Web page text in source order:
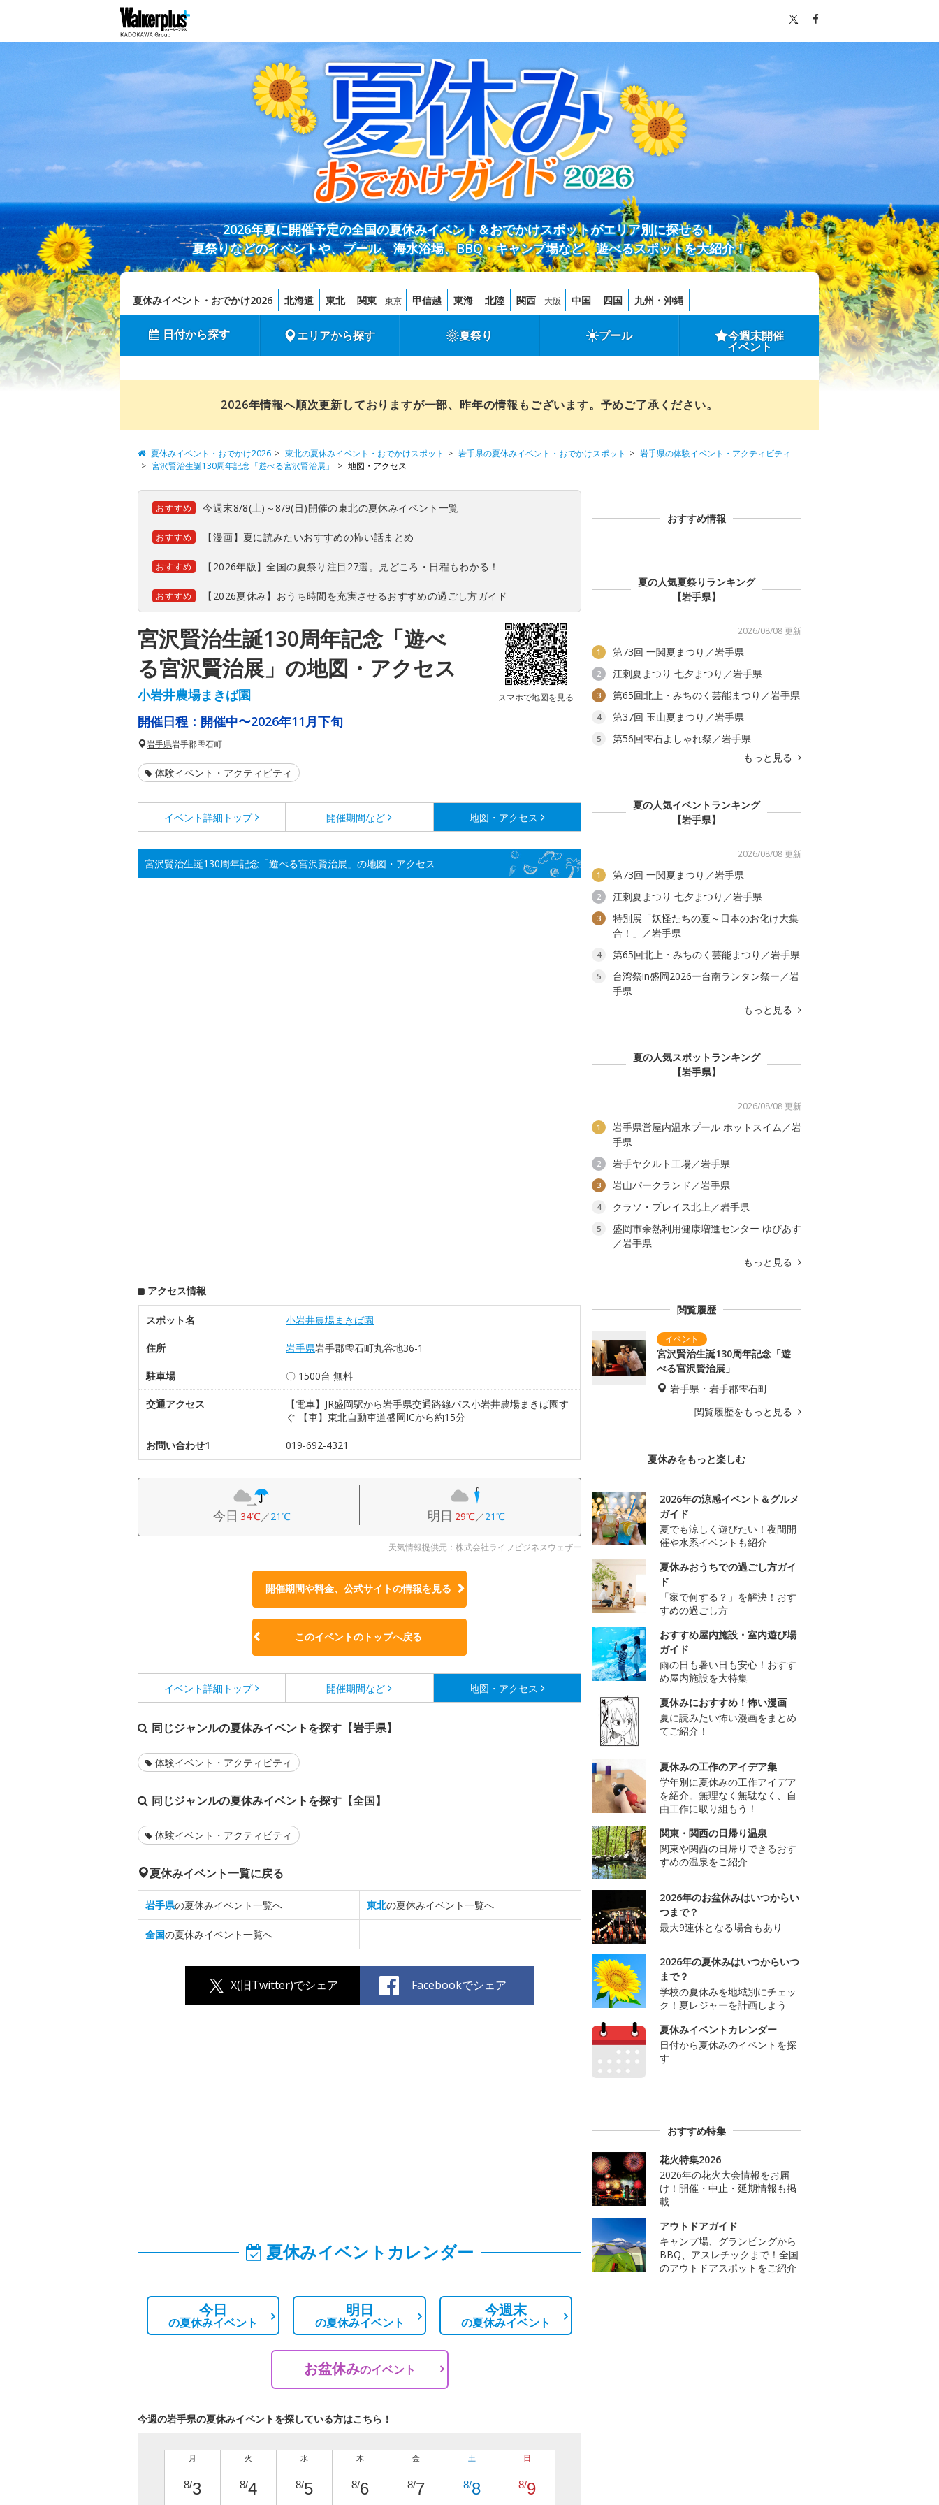
2026年夏に開催予定の全国の夏休みイベント＆おでかけスポットがエリア別に探せる！
夏祭りなどのイベントや、プール、海水浴場、BBQ・キャンプ場など、遊べるスポットを大紹介！
夏休みイベント・おでかけ2026 北海道 東北 関東 東京 甲信越 東海 北陸 関西 大阪 中国 四国 九州・沖縄
日付から探す エリアから探す 夏祭り プール 今週末開催
イベント
2026年情報へ順次更新しておりますが一部、昨年の情報もございます。予めご了承ください。
夏休みイベント・おでかけ2026 東北の夏休みイベント・おでかけスポット 岩手県の夏休みイベント・おでかけスポット
岩手県の体験イベント・アクティビティ
宮沢賢治生誕130周年記念「遊べる宮沢賢治展」
地図・アクセス
おすすめ 今週末8/8(土)～8/9(日)開催の東北の夏休みイベント一覧
おすすめ 【漫画】夏に読みたいおすすめの怖い話まとめ
おすすめ 【2026年版】全国の夏祭り注目27選。見どころ・日程もわかる！
おすすめ 【2026夏休み】おうち時間を充実させるおすすめの過ごし方ガイド
宮沢賢治生誕130周年記念「遊べ
る宮沢賢治展」の地図・アクセス
小岩井農場まきば園 スマホで地図を見る
開催日程： 開催中〜2026年11月下旬
岩手県岩手郡雫石町
体験イベント・アクティビティ
イベント詳細 トップ 開催期間など 地図・アクセス
宮沢賢治生誕130周年記念「遊べる宮沢賢治展」の地図・アクセス
アクセス情報
スポット名 小岩井農場まきば園
住所 岩手県岩手郡雫石町丸谷地36-1
駐車場 〇 1500台 無料
交通アクセス
【電車】JR盛岡駅から岩手県交通路線バス小岩井農場まきば園す
ぐ 【車】東北自動車道盛岡ICから約15分
お問い合わせ1 019-692-4321
今日 34℃／21℃ 明日 29℃／21℃
天気情報提供元：株式会社ライフビジネスウェザー
開催期間や料金、公式サイトの情報を見る
このイベントのトップへ戻る
イベント詳細 トップ 開催期間など 地図・アクセス
同じジャンルの夏休みイベントを探す【岩手県】
体験イベント・アクティビティ
同じジャンルの夏休みイベントを探す【全国】
体験イベント・アクティビティ
夏休みイベント一覧に戻る
岩手県の夏休みイベント一覧へ 東北の夏休みイベント一覧へ
全国の夏休みイベント一覧へ
X(旧Twitter)でシェア Facebookでシェア
夏休みイベントカレンダー
今日
の夏休みイベント
明日
の夏休みイベント
今週末
の夏休みイベント
お盆休みのイベント
今週の岩手県の夏休みイベントを探している方はこちら！
月
8/3
火
8/4
水
8/5
木
8/6
金
8/7
土
8/8
日
8/9
おすすめ情報
夏の人気夏祭りランキング
【岩手県】
2026/08/08 更新
1 第73回 一関夏まつり／岩手県
2 江刺夏まつり 七夕まつり／岩手県
3 第65回北上・みちのく芸能まつり／岩手県
4 第37回 玉山夏まつり／岩手県
5
第56回雫石よしゃれ祭／岩手県
もっと見る
夏の人気イベントランキング
【岩手県】
2026/08/08 更新
1 第73回 一関夏まつり／岩手県
2 江刺夏まつり 七夕まつり／岩手県
3
特別展「妖怪たちの夏～日本のお化け大集
合！」／岩手県
4 第65回北上・みちのく芸能まつり／岩手県
5
台湾祭in盛岡2026ー台南ランタン祭ー／岩
手県
もっと見る
夏の人気スポットランキング
【岩手県】
2026/08/08 更新
1
岩手県営屋内温水プール ホットスイム／岩
手県
2 岩手ヤクルト工場／岩手県
3 岩山パークランド／岩手県
4 クラソ・プレイス北上／岩手県
5
盛岡市余熱利用健康増進センター ゆぴあす
／岩手県
もっと見る
閲覧履歴
宮沢賢治生誕130周年記念「遊
べる宮沢賢治展」
岩手県・岩手郡雫石町
閲覧履歴をもっと見る
夏休みをもっと楽しむ
2026年の涼感イベント＆グルメ
ガイド
夏でも涼しく遊びたい！夜間開
催や水系イベントも紹介
夏休みおうちでの過ごし方ガイ
ド
「家で何する？」を解決！おす
すめの過ごし方
おすすめ屋内施設・室内遊び場
ガイド
雨の日も暑い日も安心！おすす
め屋内施設を大特集
夏休みにおすすめ！怖い漫画
夏に読みたい怖い漫画をまとめ
てご紹介！
夏休みの工作のアイデア集
学年別に夏休みの工作アイデア
を紹介。無理なく無駄なく、自
由工作に取り組もう！
関東・関西の日帰り温泉
関東や関西の日帰りできるおす
すめの温泉をご紹介
2026年のお盆休みはいつからい
つまで？
最大9連休となる場合もあり
2026年の夏休みはいつからいつ
まで？
学校の夏休みを地域別にチェッ
ク！夏レジャーを計画しよう
夏休みイベントカレンダー
日付から夏休みのイベントを探
す
おすすめ特集
花火特集2026
2026年の花火大会情報をお届
け！開催・中止・延期情報も掲
載
アウトドアガイド
キャンプ場、グランピングから
BBQ、アスレチックまで！全国
のアウトドアスポットをご紹介